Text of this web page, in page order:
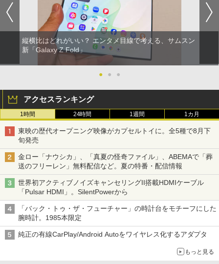
縦横比はどれがいい？ エンタメ目線で考える、サムスン
新「Galaxy Z Fold」
● ● ●
アクセスランキング
1時間 24時間 1週間 1カ月
東映の歴代オープニング映像がカプセルトイに。全5種で8月下
旬発売
金ロー「ナウシカ」、「真夏の怪奇ファイル」、ABEMAで「葬
送のフリーレン」無料配信など。夏の特番・配信情報
世界初アクティブノイズキャンセリングII搭載HDMIケーブル
「Pulsar HDMI」。SilentPowerから
「バック・トゥ・ザ・フューチャー」の時計台をモチーフにした
腕時計。1985本限定
純正の有線CarPlay/Android Autoをワイヤレス化するアダプタ
もっと見る